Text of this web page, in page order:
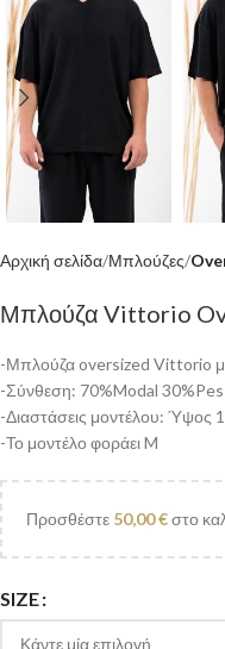
Αρχική σελίδα Μπλούζες
Μπλούζα Vittorio
-Μπλούζα oversized Vittorio
-Σύνθεση: 70%Modal 30%Pes
-Διαστάσεις μοντέλου: Ύψος
-Το μοντέλο φοράει M
Προσθέστε 50,00€στο
SIZE